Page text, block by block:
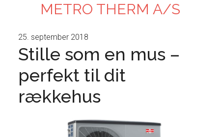
METRO THERM A/S
25. september 2018
Stille som en mus –
perfekt til dit
rækkehus